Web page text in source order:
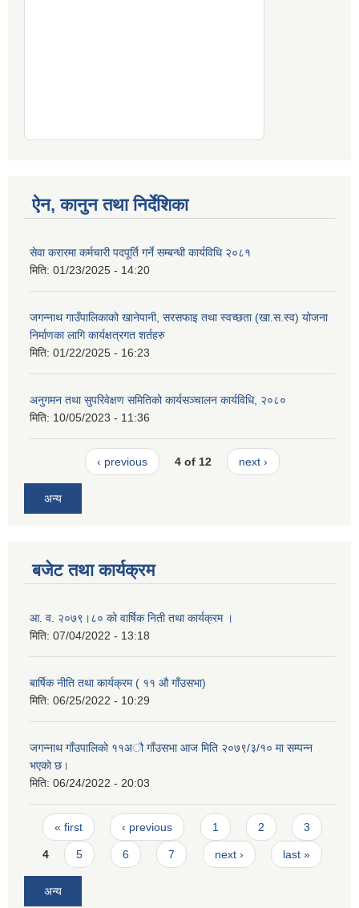
ऐन, कानुन तथा निर्देशिका
सेवा करारमा कर्मचारी पदपूर्ति गर्ने सम्बन्धी कार्यविधि २०८१
मिति: 01/23/2025 - 14:20
जगन्नाथ गाउँपालिकाको खानेपानी, सरसफाइ तथा स्वच्छता (खा.स.स्व) योजना
निर्माणका लागि कार्यक्षत्रगत शर्तहरु
मिति: 01/22/2025 - 16:23
अनुगमन तथा सुपरिवेक्षण समितिको कार्यसञ्चालन कार्यविधि, २०८०
मिति: 10/05/2023 - 11:36
‹ previous 4 of 12 next ›
अन्य
बजेट तथा कार्यक्रम
आ. व. २०७९।८० को वार्षिक निती तथा कार्यक्रम ।
मिति: 07/04/2022 - 13:18
बार्षिक नीति तथा कार्यक्रम ( ११ औ गाँउसभा)
मिति: 06/25/2022 - 10:29
जगन्नाथ गाँउपालिकाे ११अौ गाँउसभा आज मिति २०७९/३/१० मा सम्पन्न
भएकाे छ।
मिति: 06/24/2022 - 20:03
Pages
« first ‹ previous 1 2 3
4 5 6 7 next › last »
अन्य